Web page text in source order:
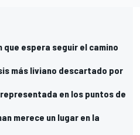
espera seguir el camino
más liviano descartado por
en los puntos de
merece un lugar en la